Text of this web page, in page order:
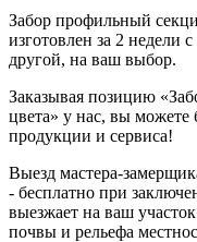
Забор профильный
изготовлен за 2 недели
другой, на ваш выбор.
Заказывая позицию
цвета» у нас, вы можете
продукции и сервиса!
Выезд мастера-
- бесплатно при
выезжает на ваш
почвы и рельефа